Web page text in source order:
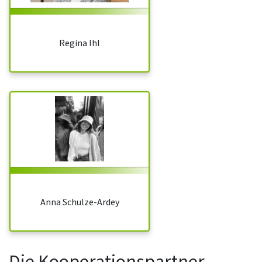
Regina Ihl
Anna Schulze-Ardey